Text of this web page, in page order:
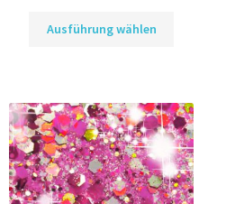
Ausführung wählen
auf.
Die
Optionen
können
auf